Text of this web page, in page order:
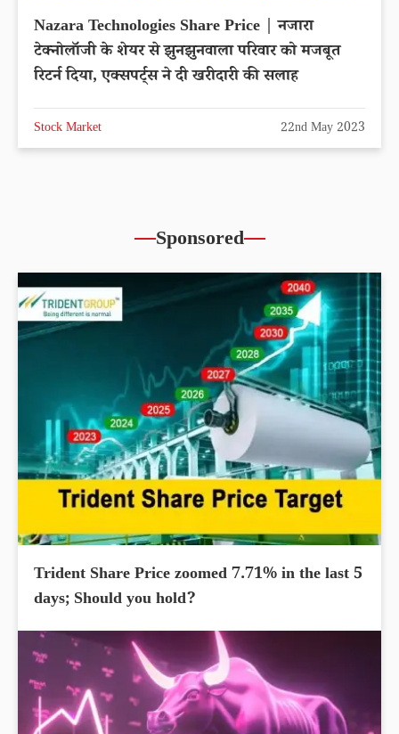
Nazara Technologies Share Price | नजारा
टेक्नोलॉजी के शेयर से झुनझुनवाला परिवार को मजबूत
रिटर्न दिया, एक्सपर्ट्स ने दी खरीदारी की सलाह
Stock Market 22nd May 2023
Sponsored
Trident Share Price zoomed 7.71% in the last 5
days; Should you hold?